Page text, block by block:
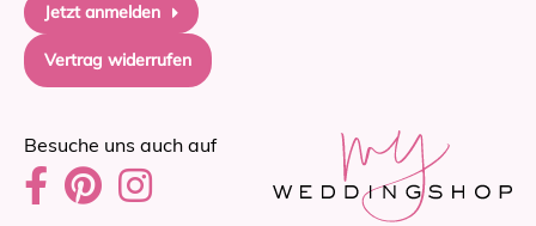
Jetzt anmelden
Vertrag widerrufen
Besuche uns auch auf